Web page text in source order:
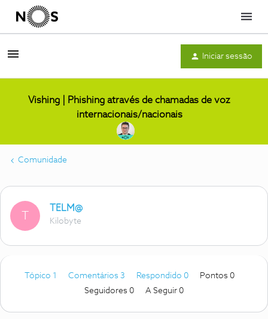
Menu
Iniciar sessão
Vishing | Phishing através de chamadas de voz
internacionais/nacionais
Comunidade
TELM@
Kilobyte
Tópico 1 Comentários 3 Respondido 0
Pontos 0
Seguidores 0 A Seguir 0